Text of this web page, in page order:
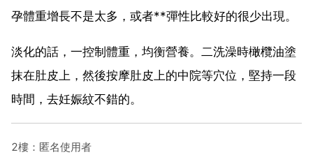
孕體重增長不是太多，或者**彈性比較好的很少出現。
淡化的話，一控制體重，均衡營養。二洗澡時橄欖油塗
抹在肚皮上，然後按摩肚皮上的中院等穴位，堅持一段
時間，去妊娠紋不錯的。
2樓：匿名使用者